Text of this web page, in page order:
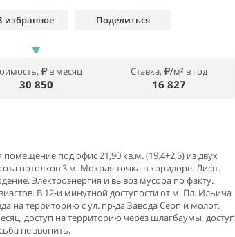
избранное Поделиться
в месяц
30 850
Ставка, /м² в год
16 827
под офис 21,90 кв.м. (19.4+2,5) из двух
потолков 3 м. Мокрая точка в коридоре. Лифт.
Электроэнергия и вывоз мусора по факту.
В 12-и минутной доступости от м. Пл. Ильича
на территорию с ул. пр-да Завода Серп и молот.
доступ на территорию через шлагбаумы, доступ
не звонить.